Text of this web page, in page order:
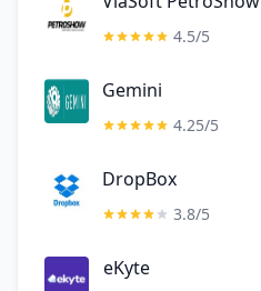
4.5/5
Gemini
4.25/5
DropBox
3.8/5
eKyte